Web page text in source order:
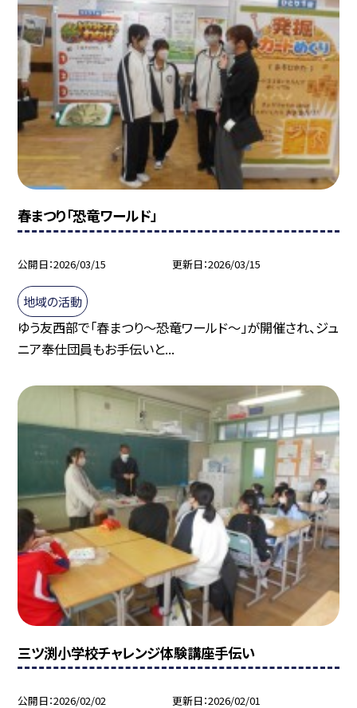
春まつり「恐竜ワールド」
公開日 2026/03/15 更新日 2026/03/15
地域の活動
ゆう友西部で「春まつり～恐竜ワールド～」が開催され、ジュ
ニア奉仕団員もお手伝いと...
三ツ渕小学校チャレンジ体験講座手伝い
公開日 2026/02/02 更新日 2026/02/01